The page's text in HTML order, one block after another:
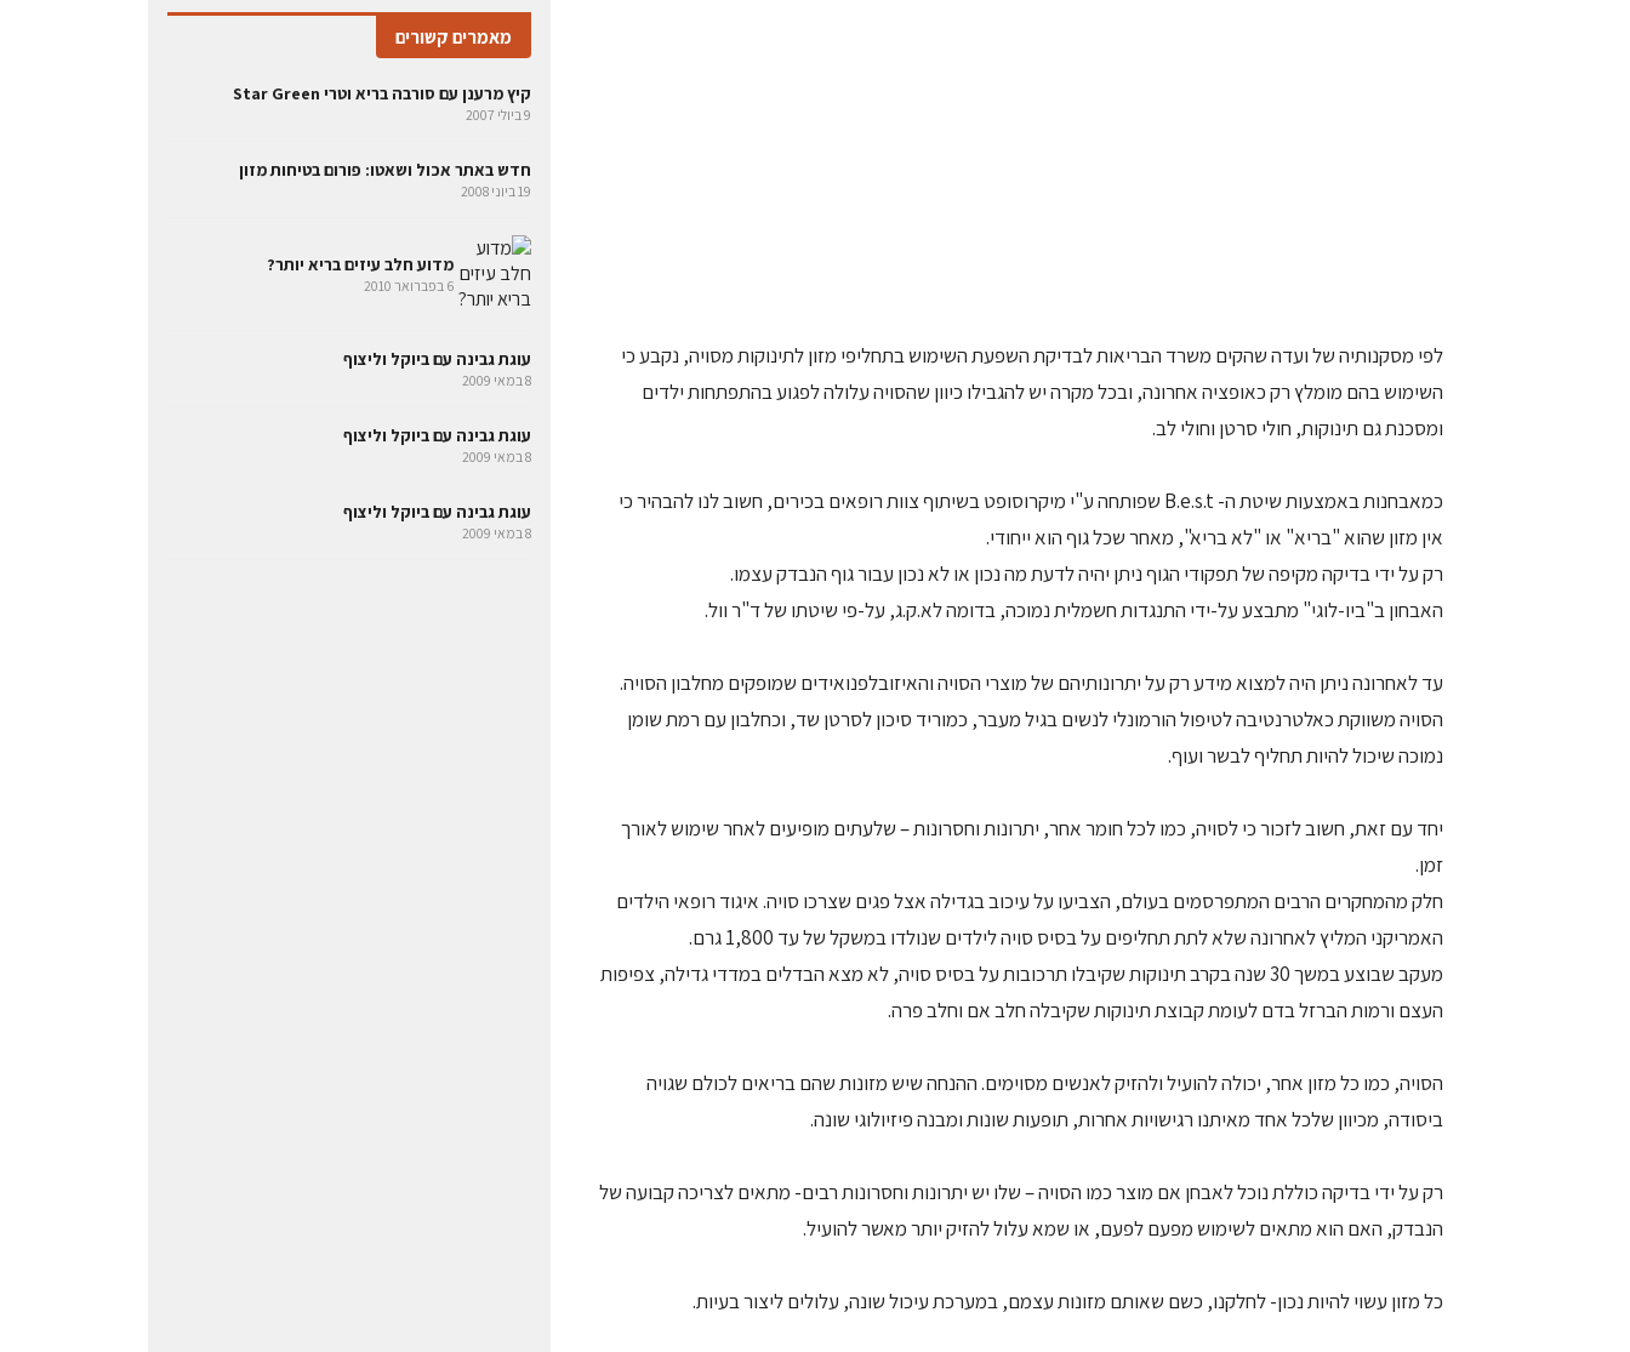
לפי מסקנותיה של ועדה שהקים משרד הבריאות לבדיקת השפעת השימוש בתחליפי מזון לתינוקות מסויה, נקבע כי
השימוש בהם מומלץ רק כאופציה אחרונה, ובכל מקרה יש להגבילו כיוון שהסויה עלולה לפגוע בהתפתחות ילדים
ומסכנת גם תינוקות, חולי סרטן וחולי לב.
כמאבחנות באמצעות שיטת ה- B.e.s.t שפותחה ע"י מיקרוסופט בשיתוף צוות רופאים בכירים, חשוב לנו להבהיר כי
אין מזון שהוא "בריא" או "לא בריא", מאחר שכל גוף הוא ייחודי.
רק על ידי בדיקה מקיפה של תפקודי הגוף ניתן יהיה לדעת מה נכון או לא נכון עבור גוף הנבדק עצמו.
האבחון ב"ביו-לוגי" מתבצע על-ידי התנגדות חשמלית נמוכה, בדומה לא.ק.ג, על-פי שיטתו של ד"ר וול.
עד לאחרונה ניתן היה למצוא מידע רק על יתרונותיהם של מוצרי הסויה והאיזובלפנואידים שמופקים מחלבון הסויה.
הסויה משווקת כאלטרנטיבה לטיפול הורמונלי לנשים בגיל מעבר, כמוריד סיכון לסרטן שד, וכחלבון עם רמת שומן
נמוכה שיכול להיות תחליף לבשר ועוף.
יחד עם זאת, חשוב לזכור כי לסויה, כמו לכל חומר אחר, יתרונות וחסרונות – שלעתים מופיעים לאחר שימוש לאורך
זמן.
חלק מהמחקרים הרבים המתפרסמים בעולם, הצביעו על עיכוב בגדילה אצל פגים שצרכו סויה. איגוד רופאי הילדים
האמריקני המליץ לאחרונה שלא לתת תחליפים על בסיס סויה לילדים שנולדו במשקל של עד ‭1,800‬ גרם.
מעקב שבוצע במשך 30 שנה בקרב תינוקות שקיבלו תרכובות על בסיס סויה, לא מצא הבדלים במדדי גדילה, צפיפות
העצם ורמות הברזל בדם לעומת קבוצת תינוקות שקיבלה חלב אם וחלב פרה.
הסויה, כמו כל מזון אחר, יכולה להועיל ולהזיק לאנשים מסוימים. ההנחה שיש מזונות שהם בריאים לכולם שגויה
ביסודה, מכיוון שלכל אחד מאיתנו רגישויות אחרות, תופעות שונות ומבנה פיזיולוגי שונה.
רק על ידי בדיקה כוללת נוכל לאבחן אם מוצר כמו הסויה – שלו יש יתרונות וחסרונות רבים- מתאים לצריכה קבועה של
הנבדק, האם הוא מתאים לשימוש מפעם לפעם, או שמא עלול להזיק יותר מאשר להועיל.
כל מזון עשוי להיות נכון- לחלקנו, כשם שאותם מזונות עצמם, במערכת עיכול שונה, עלולים ליצור בעיות.
מאמרים קשורים
קיץ מרענן עם סורבה בריא וטרי Star Green
9 ביולי 2007
חדש באתר אכול ושאטו: פורום בטיחות מזון
19 ביוני 2008
מדוע חלב עיזים בריא יותר?
6 בפברואר 2010
עוגת גבינה עם ביוקל וליצוף
8 במאי 2009
עוגת גבינה עם ביוקל וליצוף
8 במאי 2009
עוגת גבינה עם ביוקל וליצוף
8 במאי 2009